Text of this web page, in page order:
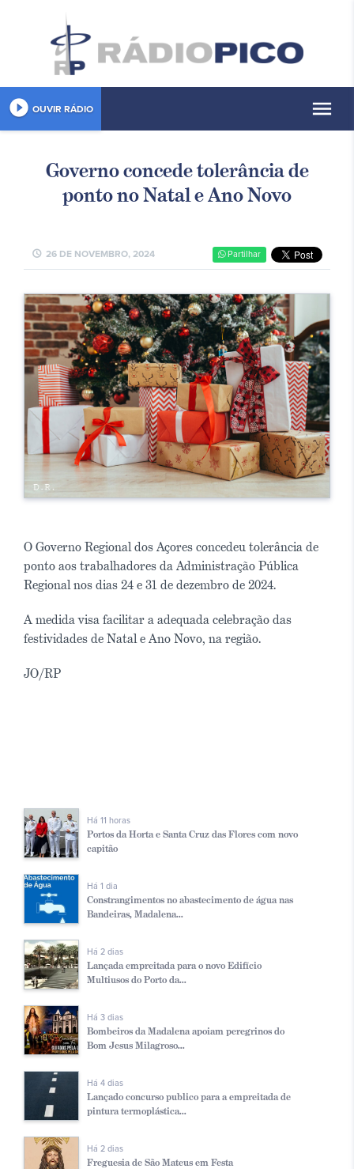
play_circle_filled OUVIR RÁDIO menu
Governo concede tolerância de
ponto no Natal e Ano Novo
schedule 26 DE NOVEMBRO, 2024 Partilhar
O Governo Regional dos Açores concedeu tolerância de
ponto aos trabalhadores da Administração Pública
Regional nos dias 24 e 31 de dezembro de 2024.
A medida visa facilitar a adequada celebração das
festividades de Natal e Ano Novo, na região.
JO/RP
Há 11 horas
Portos da Horta e Santa Cruz das Flores com novo
capitão
Há 1 dia
Constrangimentos no abastecimento de água nas
Bandeiras, Madalena...
Há 2 dias
Lançada empreitada para o novo Edifício
Multiusos do Porto da...
Há 3 dias
Bombeiros da Madalena apoiam peregrinos do
Bom Jesus Milagroso...
Há 4 dias
Lançado concurso publico para a empreitada de
pintura termoplástica...
Há 2 dias
Freguesia de São Mateus em Festa